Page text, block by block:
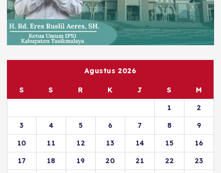
Agustus 2026
S S R K J S
M
1
2
3
4 5 6 7 8
9
10
11 12 13 14 15
16
17
18 19 20 21 22
23